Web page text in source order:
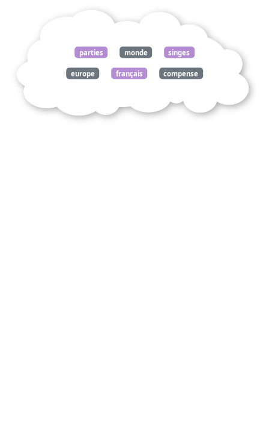
parties monde singes
europe français compense
schopenhauer arthur